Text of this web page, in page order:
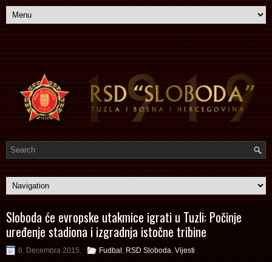
Sloboda će evropske utakmice igrati u Tuzli: Počinje
uređenje stadiona i izgradnja istočne tribine
6. Decembra 2015. Fudbal RSD Sloboda Vijesti